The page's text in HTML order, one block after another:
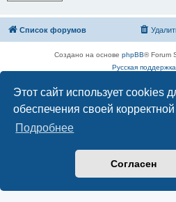
Этот сайт использует cookies
обеспечения своей
Подробнее
Согласен
Список форумов
Создано на основе phpBB® Forum
Русская